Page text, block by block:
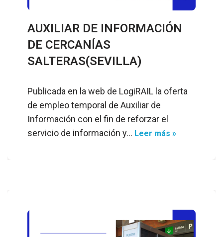
AUXILIAR DE INFORMACIÓN
DE CERCANÍAS
SALTERAS(SEVILLA)
Publicada en la web de LogiRAIL la oferta
de empleo temporal de Auxiliar de
Información con el fin de reforzar el
servicio de información y… Leer más »